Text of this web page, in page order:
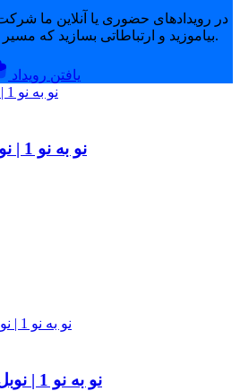
در رویدادهای حضوری یا آنلاین ما
بیاموزید و ارتباطاتی بسازید که مسیر رشد شما را متحول می‌کند.
یافتن رویداد
نو به نو 1 | نوبل فیزیک 2020 | آنلاین
نو به نو 1 | نوبل فیزیک 2020 |حضوری